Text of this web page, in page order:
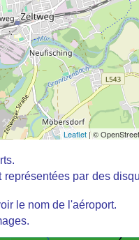
Leaflet | ©
représentées par des
le nom de l'aéroport.